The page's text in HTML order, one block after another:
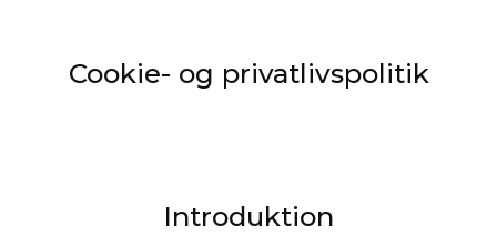
Cookie- og privatlivspolitik
Introduktion